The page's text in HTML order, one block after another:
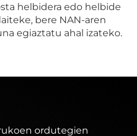
helbidera edo helbide
bere NAN-aren
egiaztatu ahal izateko.
ordutegien